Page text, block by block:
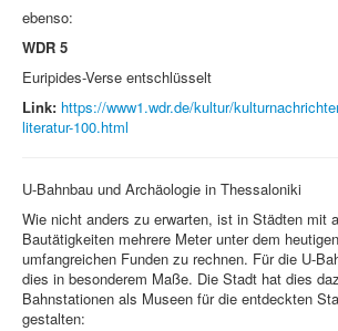
ebenso:
WDR 5
Euripides-Verse entschlüsselt
Link: https://www1.wdr.de/kultur/
literatur-100.html
U-Bahnbau und Archäologie in Thessaloniki
Wie nicht anders zu erwarten, ist in Städten mit
Bautätigkeiten mehrere Meter unter dem
umfangreichen Funden zu rechnen. Für die U-
dies in besonderem Maße. Die Stadt hat dies
Bahnstationen als Museen für die entdeckten
gestalten: